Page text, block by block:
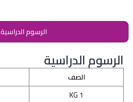
الرسوم الدراسية
الرسوم الدراسية
الصف
KG 1